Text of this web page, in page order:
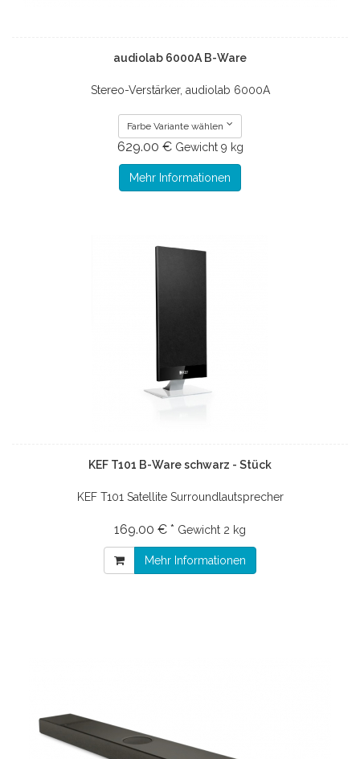
audiolab 6000A B-Ware
Stereo-Verstärker, audiolab 6000A
Farbe Variante wählen
629.00 € Gewicht 9 kg
Mehr Informationen
KEF T101 B-Ware schwarz - Stück
KEF T101 Satellite Surroundlautsprecher
169.00 € * Gewicht 2 kg
Mehr Informationen